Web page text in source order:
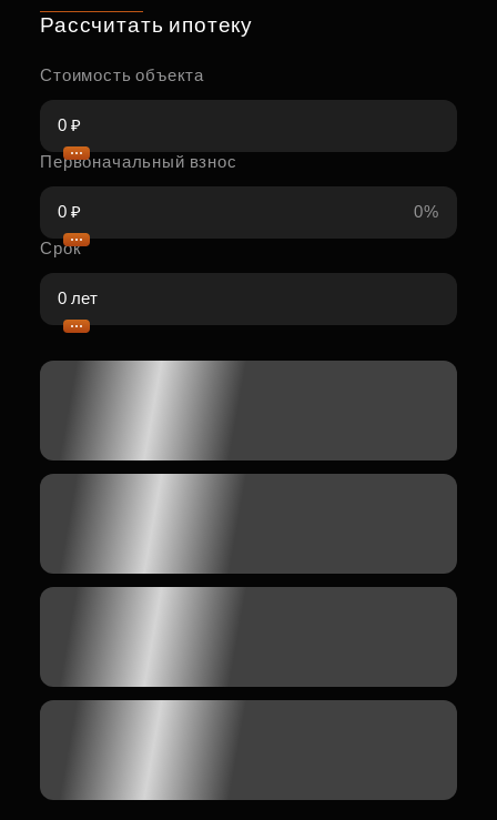
Рассчитать ипотеку
Стоимость объекта
Первоначальный взнос
0%
Срок